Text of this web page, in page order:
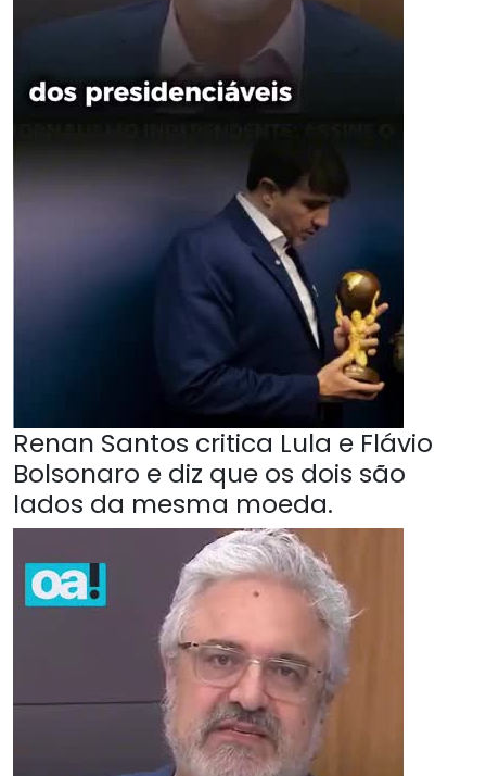
Renan Santos critica Lula e Flávio
Bolsonaro e diz que os dois são
lados da mesma moeda.